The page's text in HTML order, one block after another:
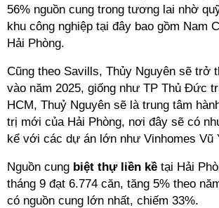
56% nguồn cung trong tương lai nhờ
khu công nghiệp tại đây bao gồm Nam
Hải Phòng.
Cũng theo Savills, Thủy Nguyên sẽ trở
vào năm 2025, giống như TP Thủ Đức
HCM, Thuỷ Nguyên sẽ là trung tâm
trị mới của Hải Phòng, nơi đây sẽ có
kể với các dự án lớn như Vinhomes Vũ
Nguồn cung biệt thự liền kề tại Hải
tháng 9 đạt 6.774 căn, tăng 5% theo
có nguồn cung lớn nhất, chiếm 33%.